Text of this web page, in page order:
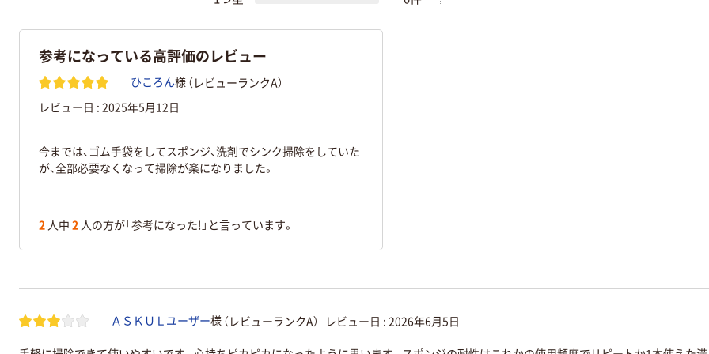
参考になっている高評価のレビュー
ひころん様 （レビューランクA）
レビュー日 : 2025年5月12日
今までは、ゴム手袋をしてスポンジ、洗剤でシンク掃除をしていた
が、全部必要なくなって掃除が楽になりました。
2 人中 2 人の方が「参考になった!」と言っています。
ＡＳＫＵＬユーザー様 （レビューランクA） レビュー日 : 2026年6月5日